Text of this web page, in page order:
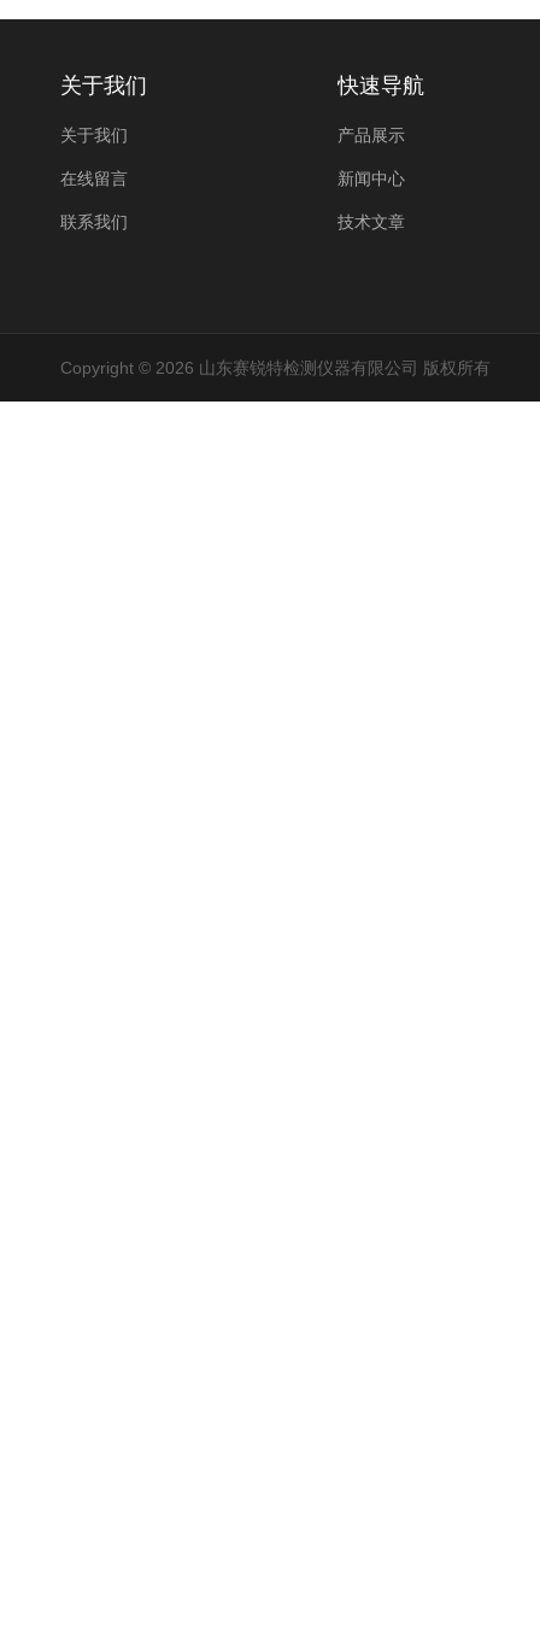
关于我们
关于我们
在线留言
联系我们
快速导航
产品展示
新闻中心
技术文章
Copyright © 2026 山东赛锐特检测仪器有限公司 版权所有